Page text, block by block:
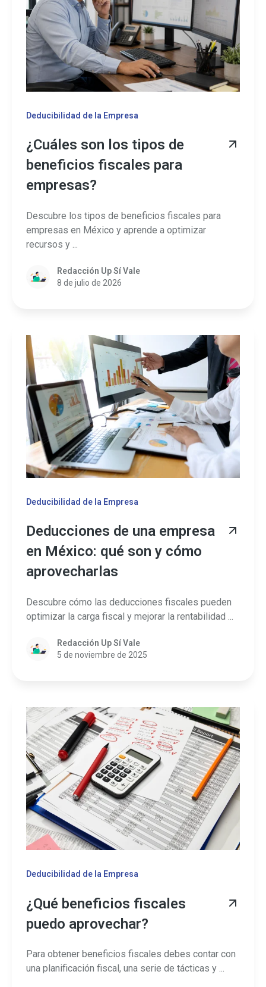
Deducibilidad de la Empresa
¿Cuáles son los tipos de
beneficios fiscales para
empresas?
Descubre los tipos de beneficios fiscales para
empresas en México y aprende a optimizar
recursos y ...
Redacción Up Sí Vale
8 de julio de 2026
Deducibilidad de la Empresa
Deducciones de una empresa
en México: qué son y cómo
aprovecharlas
Descubre cómo las deducciones fiscales pueden
optimizar la carga fiscal y mejorar la rentabilidad ...
Redacción Up Sí Vale
5 de noviembre de 2025
Deducibilidad de la Empresa
¿Qué beneficios fiscales
puedo aprovechar?
Para obtener beneficios fiscales debes contar con
una planificación fiscal, una serie de tácticas y ...